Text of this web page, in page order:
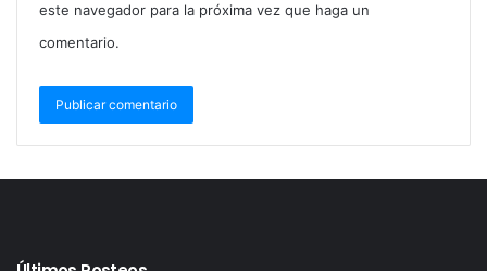
este navegador para la próxima vez que haga un
comentario.